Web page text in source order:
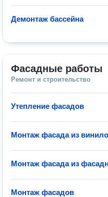
Демонтаж бассейна
Фасадные работы
Ремонт и строительство
Утепление фасадов
Монтаж фасада из
Монтаж фасада из
Монтаж фасадов